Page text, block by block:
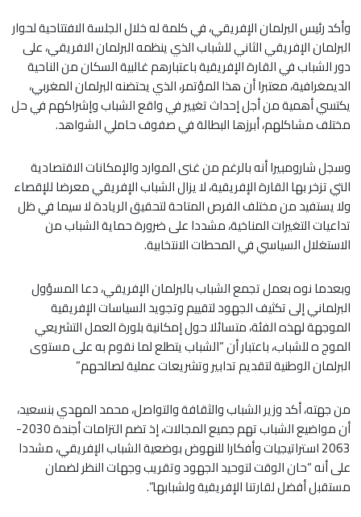
وأكد رئيس البرلمان الإفريقي، في كلمة له خلال الجلسة الافتتاحية لحوار
البرلمان الإفريقي الثاني للشباب الذي ينظمه البرلمان الافريقي، على
دور الشباب في القارة الإفريقية باعتبارهم غالبية السكان من الناحية
الديمغرافية، معتبرا أن هذا المؤتمر، الذي يحتضنه البرلمان المغربي،
يكتسي أهمية من أجل إحداث تغيير في واقع الشباب وإشراكهم في حل
مختلف مشاكلهم، أبرزها البطالة في صفوف حاملي الشواهد.
وسجل شارومبيرا أنه بالرغم من غنى الموارد والإمكانات الاقتصادية
التي تزخر بها القارة الإفريقية، لا يزال الشباب الإفريقي معرضا للإقصاء
ولا يستفيد من مختلف الفرص المتاحة لتحقيق الريادة لا سيما في ظل
تداعيات التغيرات المناخية، مشددا على ضرورة حماية الشباب من
الاستغلال السياسي في المحطات الانتخابية.
وبعدما نوه بعمل تجمع الشباب بالبرلمان الإفريقي، دعا المسؤول
البرلماني إلى تكثيف الجهود لتقييم وتجويد السياسات الإفريقية
الموجهة لهذه الفئة، متسائلا حول إمكانية بلورة العمل التشريعي
الموج ه للشباب، باعتبار أن “الشباب يتطلع لما نقوم به على مستوى
البرلمان الوطنية لتقديم تدابير وتشريعات عملية لصالحهم”
من جهته، أكد وزير الشباب والثقافة والتواصل، محمد المهدي بنسعيد،
أن مواضيع الشباب تهم جميع المجالات، إذ تضم التزامات أجندة 2030-
2063 استراتيجيات وأفكارا للنهوض بوضعية الشباب الإفريقي، مشددا
على أنه “حان الوقت لتوحيد الجهود وتقريب وجهات النظر لضمان
مستقبل أفضل لقارتنا الإفريقية ولشبابها”.